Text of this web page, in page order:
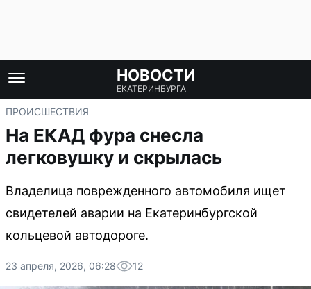
НОВОСТИ
ЕКАТЕРИНБУРГА
ПРОИСШЕСТВИЯ
На ЕКАД фура снесла
легковушку и скрылась
Владелица поврежденного автомобиля ищет
свидетелей аварии на Екатеринбургской
кольцевой автодороге.
23 апреля, 2026, 06:28 12